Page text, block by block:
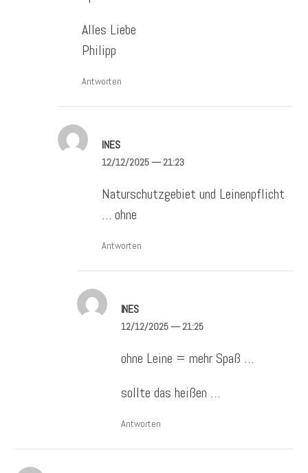
Alles Liebe
Philipp
Antworten
INES
12/12/2025— 21:23
Naturschutzgebiet und Leinenpflicht
… ohne
Antworten
INES
12/12/2025— 21:25
ohne Leine = mehr Spaß …
sollte das heißen …
Antworten